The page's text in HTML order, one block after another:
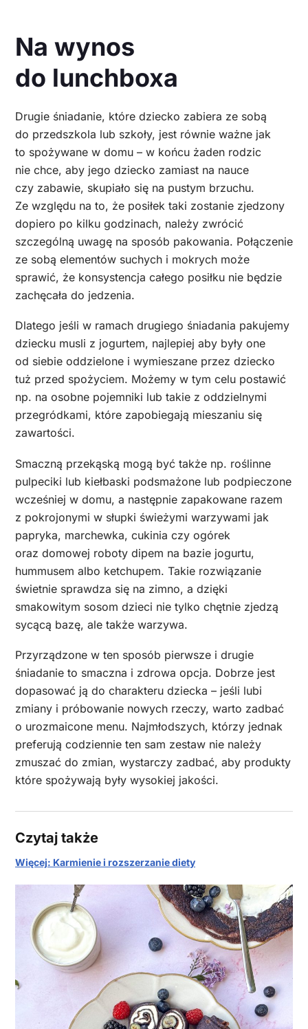
Na wynos
do lunchboxa
Drugie śniadanie, które dziecko zabiera ze sobą
do przedszkola lub szkoły, jest równie ważne jak
to spożywane w domu – w końcu żaden rodzic
nie chce, aby jego dziecko zamiast na nauce
czy zabawie, skupiało się na pustym brzuchu.
Ze względu na to, że posiłek taki zostanie zjedzony
dopiero po kilku godzinach, należy zwrócić
szczególną uwagę na sposób pakowania. Połączenie
ze sobą elementów suchych i mokrych może
sprawić, że konsystencja całego posiłku nie będzie
zachęcała do jedzenia.
Dlatego jeśli w ramach drugiego śniadania pakujemy
dziecku musli z jogurtem, najlepiej aby były one
od siebie oddzielone i wymieszane przez dziecko
tuż przed spożyciem. Możemy w tym celu postawić
np. na osobne pojemniki lub takie z oddzielnymi
przegródkami, które zapobiegają mieszaniu się
zawartości.
Smaczną przekąską mogą być także np. roślinne
pulpeciki lub kiełbaski podsmażone lub podpieczone
wcześniej w domu, a następnie zapakowane razem
z pokrojonymi w słupki świeżymi warzywami jak
papryka, marchewka, cukinia czy ogórek
oraz domowej roboty dipem na bazie jogurtu,
hummusem albo ketchupem. Takie rozwiązanie
świetnie sprawdza się na zimno, a dzięki
smakowitym sosom dzieci nie tylko chętnie zjedzą
sycącą bazę, ale także warzywa.
Przyrządzone w ten sposób pierwsze i drugie
śniadanie to smaczna i zdrowa opcja. Dobrze jest
dopasować ją do charakteru dziecka – jeśli lubi
zmiany i próbowanie nowych rzeczy, warto zadbać
o urozmaicone menu. Najmłodszych, którzy jednak
preferują codziennie ten sam zestaw nie należy
zmuszać do zmian, wystarczy zadbać, aby produkty
które spożywają były wysokiej jakości.
Czytaj także
Więcej: Karmienie i rozszerzanie diety